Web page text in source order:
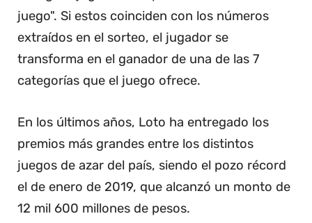
juego". Si estos coinciden con los números
extraídos en el sorteo, el jugador se
transforma en el ganador de una de las 7
categorías que el juego ofrece.
En los últimos años, Loto ha entregado los
premios más grandes entre los distintos
juegos de azar del país, siendo el pozo récord
el de enero de 2019, que alcanzó un monto de
12 mil 600 millones de pesos.